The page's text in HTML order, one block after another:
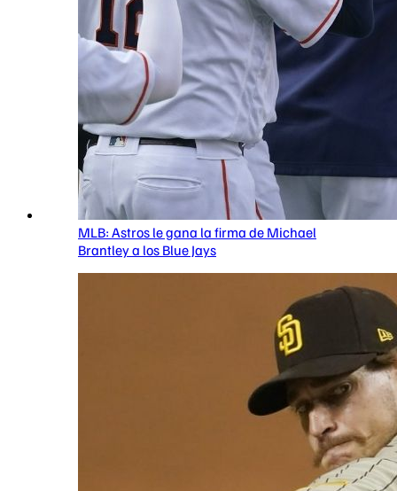
MLB: Astros le gana la firma de Michael
Brantley a los Blue Jays